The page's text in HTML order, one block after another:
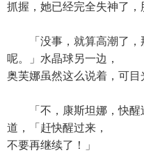
抓握，她已经完全失神了，
「没事，就算高潮了，
呢。」水晶球另一边，
奥芙娜虽然这么说着，可目
「不，康斯坦娜，快醒
道，「赶快醒过来，
不要再继续了！」